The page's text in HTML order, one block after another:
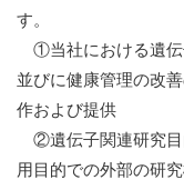
す。
①当社における遺伝
並びに健康管理の改
作および提供
②遺伝子関連研究目
用目的での外部の研